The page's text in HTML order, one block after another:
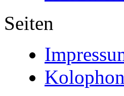
Seiten
Kolophon